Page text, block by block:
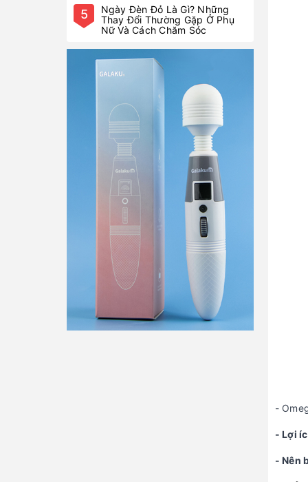
-
- Lợi
- Nên
5
Ngày Đèn Đỏ Là Gì? Những
Thay Đổi Thường Gặp Ở Phụ
Nữ Và Cách Chăm Sóc